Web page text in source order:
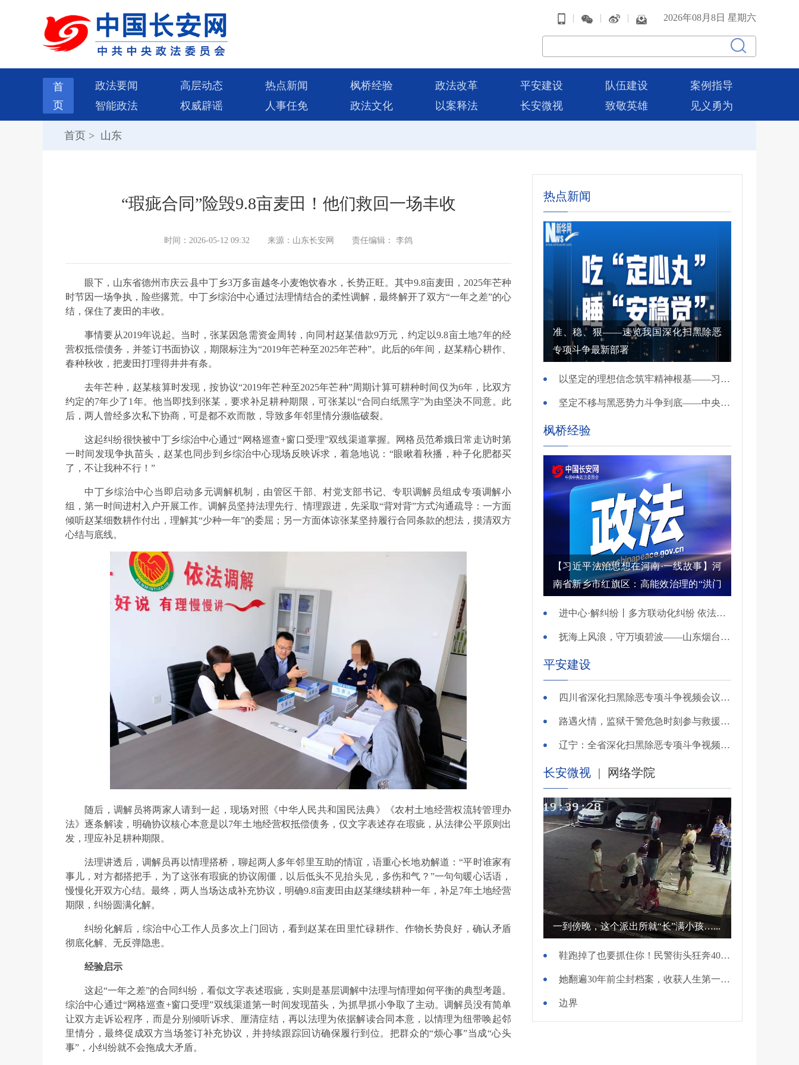
| | | 2026年08月8日 星期六
首
页
政法要闻 高层动态 热点新闻 枫桥经验 政法改革 平安建设 队伍建设
案例指导
智能政法
权威辟谣 人事任免 政法文化 以案释法 长安微视 致敬英雄 见义勇为
首页 > 山东
“瑕疵合同”险毁9.8亩麦田！他们救回一场丰收
时间：2026-05-12 09:32 来源：山东长安网 责任编辑： 李鸽
眼下，山东省德州市庆云县中丁乡3万多亩越冬小麦饱饮春水，长势正旺。其中9.8亩麦田，2025年芒种
时节因一场争执，险些撂荒。中丁乡综治中心通过法理情结合的柔性调解，最终解开了双方“一年之差”的心
结，保住了麦田的丰收。
事情要从2019年说起。当时，张某因急需资金周转，向同村赵某借款9万元，约定以9.8亩土地7年的经
营权抵偿债务，并签订书面协议，期限标注为“2019年芒种至2025年芒种”。此后的6年间，赵某精心耕作、
春种秋收，把麦田打理得井井有条。
去年芒种，赵某核算时发现，按协议“2019年芒种至2025年芒种”周期计算可耕种时间仅为6年，比双方
约定的7年少了1年。他当即找到张某，要求补足耕种期限，可张某以“合同白纸黑字”为由坚决不同意。此
后，两人曾经多次私下协商，可是都不欢而散，导致多年邻里情分濒临破裂。
这起纠纷很快被中丁乡综治中心通过“网格巡查+窗口受理”双线渠道掌握。网格员范希娥日常走访时第
一时间发现争执苗头，赵某也同步到乡综治中心现场反映诉求，着急地说：“眼瞅着秋播，种子化肥都买
了，不让我种不行！”
中丁乡综治中心当即启动多元调解机制，由管区干部、村党支部书记、专职调解员组成专项调解小
组，第一时间进村入户开展工作。调解员坚持法理先行、情理跟进，先采取“背对背”方式沟通疏导：一方面
倾听赵某细数耕作付出，理解其“少种一年”的委屈；另一方面体谅张某坚持履行合同条款的想法，摸清双方
心结与底线。
随后，调解员将两家人请到一起，现场对照《中华人民共和国民法典》《农村土地经营权流转管理办
法》逐条解读，明确协议核心本意是以7年土地经营权抵偿债务，仅文字表述存在瑕疵，从法律公平原则出
发，理应补足耕种期限。
法理讲透后，调解员再以情理搭桥，聊起两人多年邻里互助的情谊，语重心长地劝解道：“平时谁家有
事儿，对方都搭把手，为了这张有瑕疵的协议闹僵，以后低头不见抬头见，多伤和气？”一句句暖心话语，
慢慢化开双方心结。最终，两人当场达成补充协议，明确9.8亩麦田由赵某继续耕种一年，补足7年土地经营
期限，纠纷圆满化解。
纠纷化解后，综治中心工作人员多次上门回访，看到赵某在田里忙碌耕作、作物长势良好，确认矛盾
彻底化解、无反弹隐患。
经验启示
这起“一年之差”的合同纠纷，看似文字表述瑕疵，实则是基层调解中法理与情理如何平衡的典型考题。
综治中心通过“网格巡查+窗口受理”双线渠道第一时间发现苗头，为抓早抓小争取了主动。调解员没有简单
让双方走诉讼程序，而是分别倾听诉求、厘清症结，再以法理为依据解读合同本意，以情理为纽带唤起邻
里情分，最终促成双方当场签订补充协议，并持续跟踪回访确保履行到位。把群众的“烦心事”当成“心头
事”，小纠纷就不会拖成大矛盾。
热点新闻
准、稳、狠——速览我国深化扫黑除恶
专项斗争最新部署
以坚定的理想信念筑牢精神根基——习近平党建思想理论品格系列述评之一
坚定不移与黑恶势力斗争到底——中央政法委负责同志就开展深化扫黑除恶专项斗争有关问题答记者问
枫桥经验
【习近平法治思想在河南·一线故事】河
南省新乡市红旗区：高能效治理的“洪门
进中心·解纠纷丨多方联动化纠纷 依法调解护农耕
抚海上风浪，守万顷碧波——山东烟台把矛盾化解在微澜未起时
平安建设
四川省深化扫黑除恶专项斗争视频会议召开 于立军出席并讲话
路遇火情，监狱干警危急时刻参与救援显身手！
辽宁：全省深化扫黑除恶专项斗争视频会议召开
长安微视 | 网络学院
一到傍晚，这个派出所就“长”满小孩…...
鞋跑掉了也要抓住你！民警街头狂奔400米擒贼
她翻遍30年前尘封档案，收获人生第一面锦旗
边界